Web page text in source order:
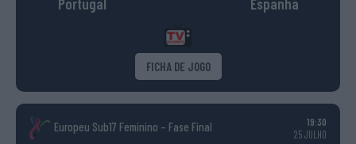
Portugal Espanha
FICHA DE JOGO
Europeu Sub17 Feminino – Fase Final
19:30
25 JULHO